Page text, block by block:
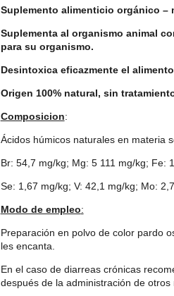
Suplemento alimenticio orgánico –
Suplementa al organismo animal
para su organismo.
Desintoxica eficazmente el
Origen 100% natural, sin
Composicion:
Ácidos húmicos naturales en materia
Br: 54,7 mg/kg; Mg: 5 111 mg/kg; Fe:
Se: 1,67 mg/kg; V: 42,1 mg/kg; Mo:
Modo de empleo:
Preparación en polvo de color pardo
les encanta.
En el caso de diarreas crónicas
después de la administración de otros